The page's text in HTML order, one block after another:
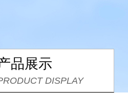
品展示
DISPLAY